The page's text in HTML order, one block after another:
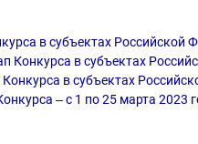
в субъектах Российской
Конкурса в субъектах
в субъектах
‒ с 1 по 25 марта 2023